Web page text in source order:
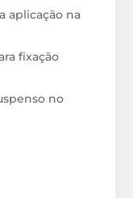
aplicação na
fixação
no